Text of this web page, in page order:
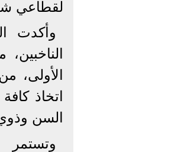
لقطاعي
وأكدت
اتخاذ
السن
وتستمر